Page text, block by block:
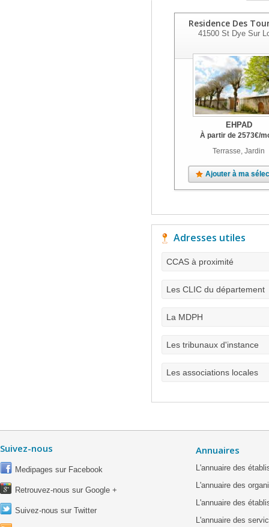
Residence Des
41500 St Dye Sur
EHPAD
À partir de 2573€/
Terrasse, Jardin
Ajouter à ma
Adresses utiles
CCAS à proximité
Les CLIC du département
La MDPH
Les tribunaux d'instance
Les associations locales
Suivez-nous
Medipages sur Facebook
Retrouvez-nous sur Google +
Suivez-nous sur Twitter
Annuaires
L'annuaire des
L'annuaire des
L'annuaire des
L'annuaire des